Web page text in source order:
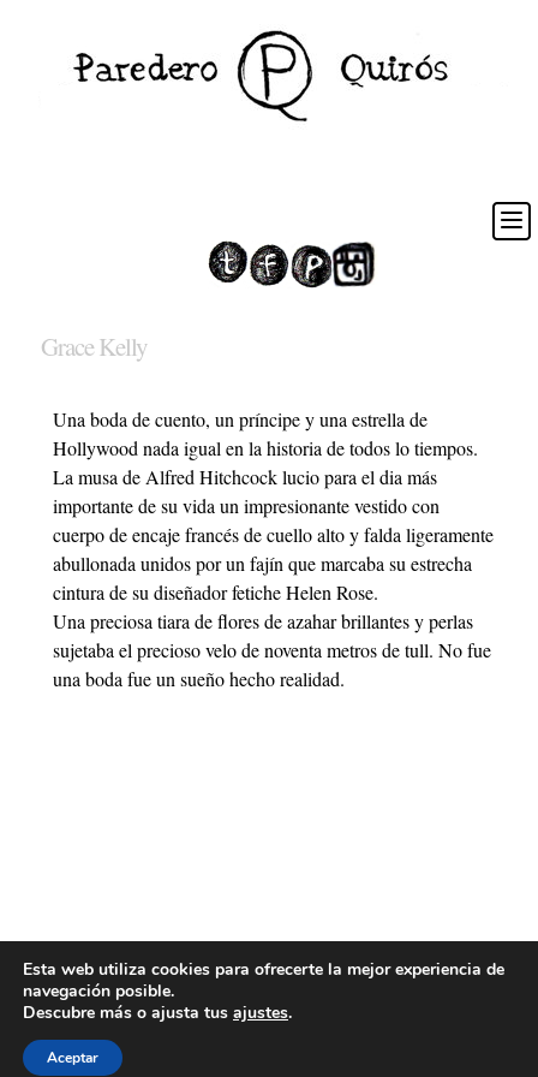
Grace Kelly
Una boda de cuento, un príncipe y una estrella de
Hollywood nada igual en la historia de todos lo tiempos.
La musa de Alfred Hitchcock lucio para el dia más
importante de su vida un impresionante vestido con
cuerpo de encaje francés de cuello alto y falda ligeramente
abullonada unidos por un fajín que marcaba su estrecha
cintura de su diseñador fetiche Helen Rose.
Una preciosa tiara de flores de azahar brillantes y perlas
sujetaba el precioso velo de noventa metros de tull. No fue
una boda fue un sueño hecho realidad.
Esta web utiliza cookies para ofrecerte la mejor experiencia de
navegación posible.
Descubre más o ajusta tus ajustes.
Aceptar